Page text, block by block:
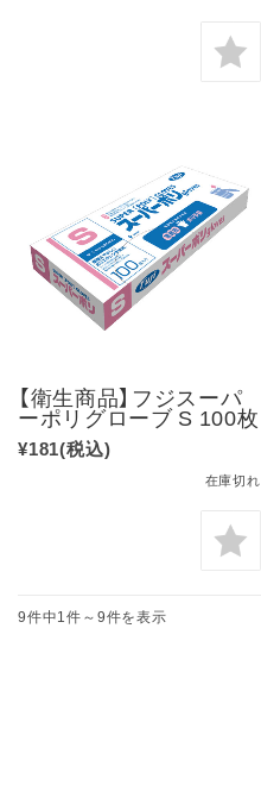
【衛生商品】フジスーパ
ーポリグローブ S 100枚
¥181(税込)
在庫切れ
9件中1件～9件を表示